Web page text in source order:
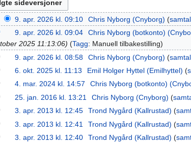
9. apr. 2026 kl. 09:10 Chris Nyborg (Cnyborg)
9. apr. 2026 kl. 09:04 Chris Nyborg (botkonto)
2025 11:13:06
Tagg: Manuell tilbakestilling
9. apr. 2026 kl. 08:58 Chris Nyborg (Cnyborg)
6. okt. 2025 kl. 11:13 Emil Holger Hyttel (Emilhyttel)
4. mar. 2024 kl. 14:57 Chris Nyborg (botkonto)
25. jan. 2016 kl. 13:21 Chris Nyborg (Cnyborg)
3. apr. 2013 kl. 12:45 Trond Nygård (Kallrustad)
3. apr. 2013 kl. 12:41 Trond Nygård (Kallrustad)
3. apr. 2013 kl. 12:40 Trond Nygård (Kallrustad)